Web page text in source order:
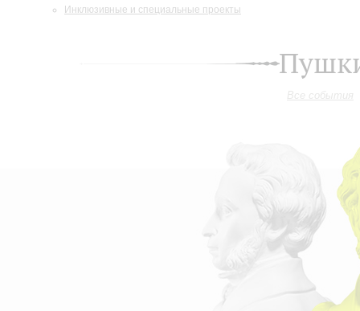
Инклюзивные и специальные проекты
Все события